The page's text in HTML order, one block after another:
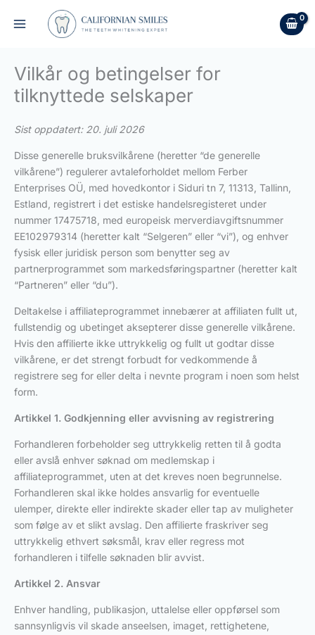
rett
Vilkår og betingelser for
tilknyttede selskaper
Sist oppdatert: 20. juli 2026
Disse generelle bruksvilkårene (heretter “de generelle
vilkårene”) regulerer avtaleforholdet mellom Ferber
Enterprises OÜ, med hovedkontor i Siduri tn 7, 11313, Tallinn,
Estland, registrert i det estiske handelsregisteret under
nummer 17475718, med europeisk merverdiavgiftsnummer
EE102979314 (heretter kalt “Selgeren” eller “vi”), og enhver
fysisk eller juridisk person som benytter seg av
partnerprogrammet som markedsføringspartner (heretter kalt
“Partneren” eller “du”).
Deltakelse i affiliateprogrammet innebærer at affiliaten fullt ut,
fullstendig og ubetinget aksepterer disse generelle vilkårene.
Hvis den affilierte ikke uttrykkelig og fullt ut godtar disse
vilkårene, er det strengt forbudt for vedkommende å
registrere seg for eller delta i nevnte program i noen som helst
form.
Artikkel 1. Godkjenning eller avvisning av registrering
Forhandleren forbeholder seg uttrykkelig retten til å godta
eller avslå enhver søknad om medlemskap i
affiliateprogrammet, uten at det kreves noen begrunnelse.
Forhandleren skal ikke holdes ansvarlig for eventuelle
ulemper, direkte eller indirekte skader eller tap av muligheter
som følge av et slikt avslag. Den affilierte fraskriver seg
uttrykkelig ethvert søksmål, krav eller regress mot
forhandleren i tilfelle søknaden blir avvist.
Artikkel 2. Ansvar
Enhver handling, publikasjon, uttalelse eller oppførsel som
sannsynligvis vil skade anseelsen, imaget, rettighetene,